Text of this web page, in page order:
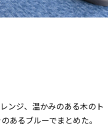
ンジ、温かみのある木のト
あるブルーでまとめた。